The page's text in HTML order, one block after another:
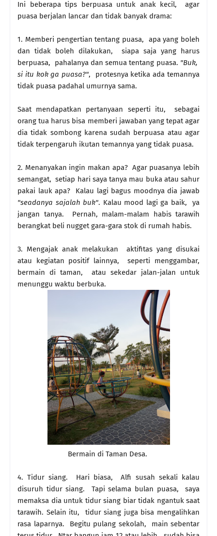
Ini beberapa tips berpuasa untuk anak kecil, agar
puasa berjalan lancar dan tidak banyak drama:
1. Memberi pengertian tentang puasa, apa yang boleh
dan tidak boleh dilakukan, siapa saja yang harus
berpuasa, pahalanya dan semua tentang puasa. "Buk,
si itu kok ga puasa?", protesnya ketika ada temannya
tidak puasa padahal umurnya sama.
Saat mendapatkan pertanyaan seperti itu, sebagai
orang tua harus bisa memberi jawaban yang tepat agar
dia tidak sombong karena sudah berpuasa atau agar
tidak terpengaruh ikutan temannya yang tidak puasa.
2. Menanyakan ingin makan apa? Agar puasanya lebih
semangat, setiap hari saya tanya mau buka atau sahur
pakai lauk apa? Kalau lagi bagus moodnya dia jawab
"seadanya sajalah buk". Kalau mood lagi ga baik, ya
jangan tanya. Pernah, malam-malam habis tarawih
berangkat beli nugget gara-gara stok di rumah habis.
3. Mengajak anak melakukan aktifitas yang disukai
atau kegiatan positif lainnya, seperti menggambar,
bermain di taman, atau sekedar jalan-jalan untuk
menunggu waktu berbuka.
Bermain di Taman Desa.
4. Tidur siang. Hari biasa, Alfi susah sekali kalau
disuruh tidur siang. Tapi selama bulan puasa, saya
memaksa dia untuk tidur siang biar tidak ngantuk saat
tarawih. Selain itu, tidur siang juga bisa mengalihkan
rasa laparnya. Begitu pulang sekolah, main sebentar